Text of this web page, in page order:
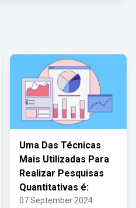
Uma Das Técnicas
Mais Utilizadas Para
Realizar Pesquisas
Quantitativas é:
07 September 2024